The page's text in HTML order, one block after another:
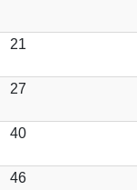
21
27
40
46